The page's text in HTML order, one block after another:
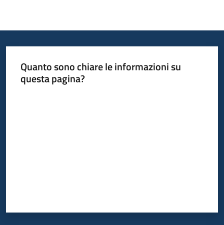
Quanto sono chiare le informazioni su
questa pagina?